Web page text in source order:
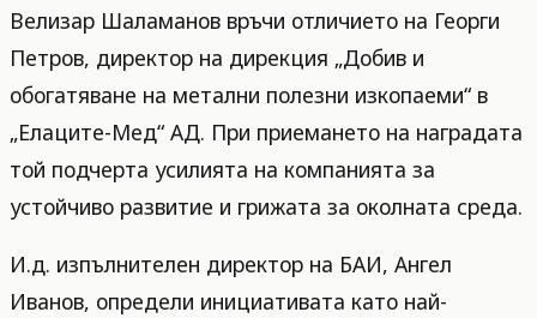
Велизар Шаламанов връчи отличието на Георги
Петров, директор на дирекция „Добив и
обогатяване на метални полезни изкопаеми“ в
„Елаците-Мед“ АД. При приемането на наградата
той подчерта усилията на компанията за
устойчиво развитие и грижата за околната среда.
И.д. изпълнителен директор на БАИ, Ангел
Иванов, определи инициативата като най-